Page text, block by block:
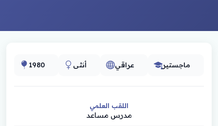
1980 أنثى عراقي ماجستير
اللقب العلمي
مدرس مساعد